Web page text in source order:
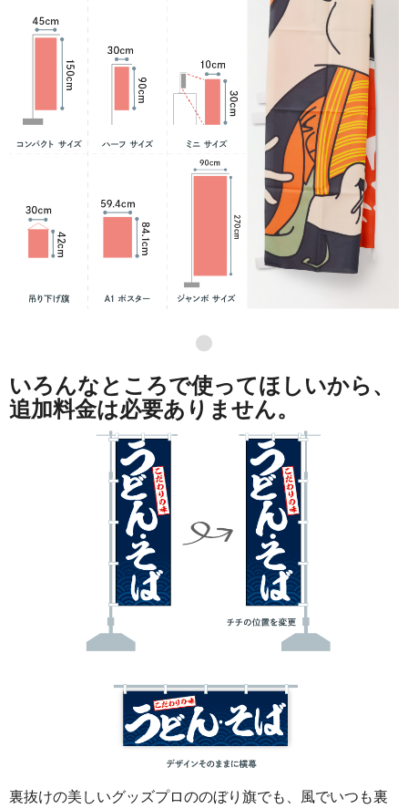
●
いろんなところで使ってほしいから、
追加料金は必要ありません。
裏抜けの美しいグッズプロののぼり旗でも、風でいつも裏